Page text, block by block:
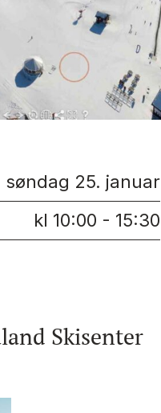
søndag 25. januar
kl 10:00 - 15:30
Skisenter